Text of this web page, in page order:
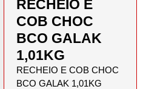
RECHEIO E
COB CHOC
BCO GALAK
1,01KG
RECHEIO E COB CHOC
BCO GALAK 1,01KG